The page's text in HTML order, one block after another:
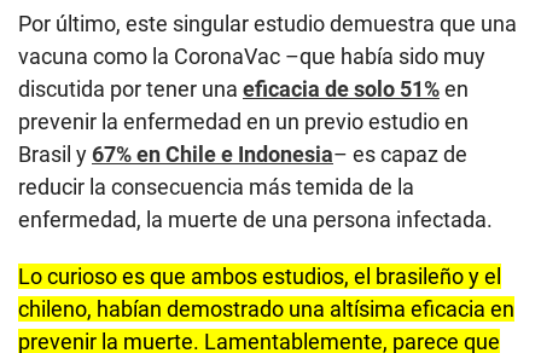
Por último, este singular estudio demuestra que una
vacuna como la CoronaVac –que había sido muy
discutida por tener una eficacia de solo 51%en
prevenir la enfermedad en un previo estudio en
Brasil y67% en Chile e Indonesia– es capaz de
reducir la consecuencia más temida de la
enfermedad, la muerte de una persona infectada.
Lo curioso es que ambos estudios, el brasileño y el
chileno, habían demostrado una altísima eficacia en
prevenir la muerte. Lamentablemente, parece que